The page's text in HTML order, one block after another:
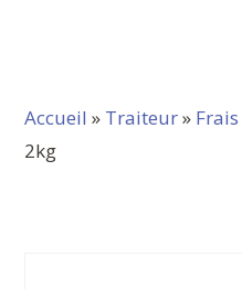
Accueil » Traiteur» Frais
2kg